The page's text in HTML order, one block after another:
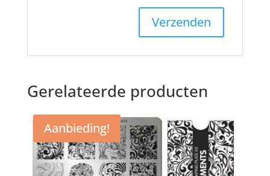
Gerelateerde producten
Aanbieding!